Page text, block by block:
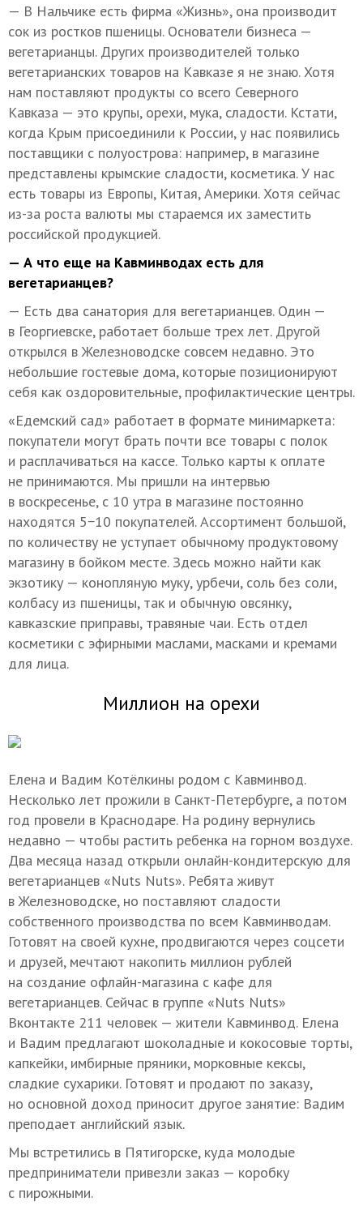
— В Нальчике есть фирма «Жизнь», она производит
сок из ростков пшеницы. Основатели бизнеса —
вегетарианцы. Других производителей только
вегетарианских товаров на Кавказе я не знаю. Хотя
нам поставляют продукты со всего Северного
Кавказа — это крупы, орехи, мука, сладости. Кстати,
когда Крым присоединили к России, у нас появились
поставщики с полуострова: например, в магазине
представлены крымские сладости, косметика. У нас
есть товары из Европы, Китая, Америки. Хотя сейчас
из-за роста валюты мы стараемся их заместить
российской продукцией.
— А что еще на Кавминводах есть для
вегетарианцев?
— Есть два санатория для вегетарианцев. Один —
в Георгиевске, работает больше трех лет. Другой
открылся в Железноводске совсем недавно. Это
небольшие гостевые дома, которые позиционируют
себя как оздоровительные, профилактические центры.
«Едемский сад» работает в формате минимаркета:
покупатели могут брать почти все товары с полок
и расплачиваться на кассе. Только карты к оплате
не принимаются. Мы пришли на интервью
в воскресенье, с 10 утра в магазине постоянно
находятся 5−10 покупателей. Ассортимент большой,
по количеству не уступает обычному продуктовому
магазину в бойком месте. Здесь можно найти как
экзотику — конопляную муку, урбечи, соль без соли,
колбасу из пшеницы, так и обычную овсянку,
кавказские приправы, травяные чаи. Есть отдел
косметики с эфирными маслами, масками и кремами
для лица.
Миллион на орехи
Елена и Вадим Котёлкины родом с Кавминвод.
Несколько лет прожили в Санкт-Петербурге, а потом
год провели в Краснодаре. На родину вернулись
недавно — чтобы растить ребенка на горном воздухе.
Два месяца назад открыли онлайн-кондитерскую для
вегетарианцев «Nuts Nuts». Ребята живут
в Железноводске, но поставляют сладости
собственного производства по всем Кавминводам.
Готовят на своей кухне, продвигаются через соцсети
и друзей, мечтают накопить миллион рублей
на создание офлайн-магазина с кафе для
вегетарианцев. Сейчас в группе «Nuts Nuts»
Вконтакте 211 человек — жители Кавминвод. Елена
и Вадим предлагают шоколадные и кокосовые торты,
капкейки, имбирные пряники, морковные кексы,
сладкие сухарики. Готовят и продают по заказу,
но основной доход приносит другое занятие: Вадим
преподает английский язык.
Мы встретились в Пятигорске, куда молодые
предприниматели привезли заказ — коробку
с пирожными.